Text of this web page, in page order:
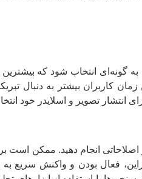
به گونه‌ای انتخاب شود که
کاربران بیشتر به دنبال
انتشار تصویر و اسلایدر خود
اصلاحاتی انجام دهید. ممکن
فعال بودن و واکنش سریع به